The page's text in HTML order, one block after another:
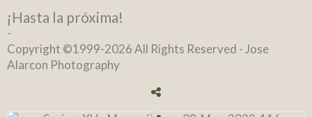
¡Hasta la próxima!
-
Copyright ©1999-2026 All Rights Reserved - Jose
Alarcon Photography